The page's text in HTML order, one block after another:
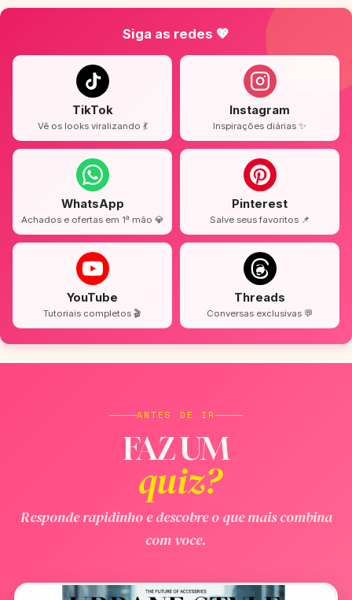
Siga as redes 💖
TikTok
Vê os looks viralizando 💃
Instagram
Inspirações diárias ✨
WhatsApp
Achados e ofertas em 1ª mão 💎
Pinterest
Salve seus favoritos 📌
YouTube
Tutoriais completos 🎬
Threads
Conversas exclusivas 💬
ANTES DE IR
FAZ UM
quiz?
Responde rapidinho e descobre o que mais combina
com voce.